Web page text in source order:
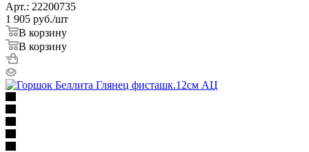
Арт.: 22200735
1 905 руб./шт
В корзину
В корзину